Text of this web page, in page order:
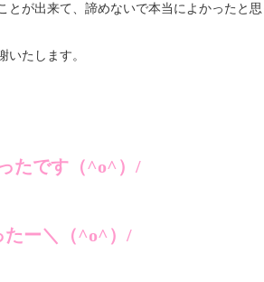
とが出来て、諦めないで本当によかったと思
いたします。
たです（^o^）/
たー＼（^o^）/